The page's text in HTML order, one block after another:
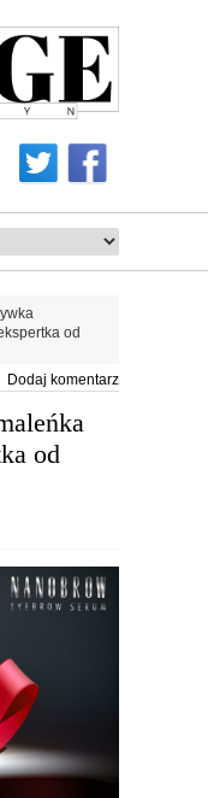
od
Dodaj komentarz
od